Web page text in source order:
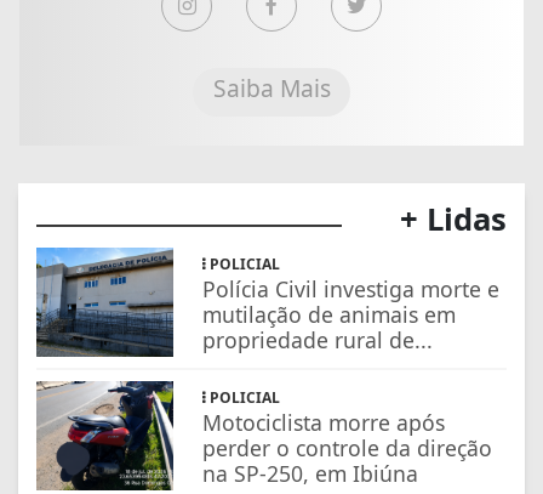
Saiba Mais
+ Lidas
POLICIAL
Polícia Civil investiga morte e
mutilação de animais em
propriedade rural de...
POLICIAL
Motociclista morre após
perder o controle da direção
na SP-250, em Ibiúna